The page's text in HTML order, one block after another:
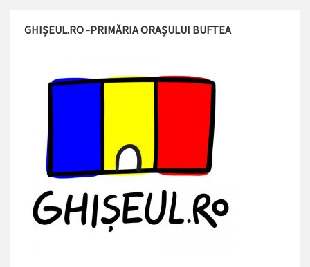
GHIȘEUL.RO -PRIMĂRIA ORAȘULUI BUFTEA